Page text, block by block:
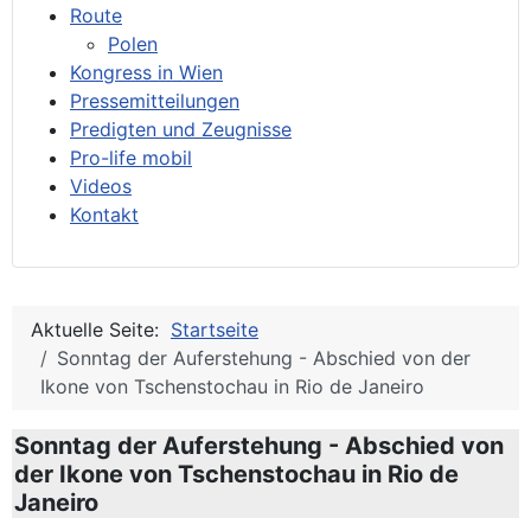
Route
Polen
Kongress in Wien
Pressemitteilungen
Predigten und Zeugnisse
Pro-life mobil
Videos
Kontakt
Aktuelle Seite: Startseite
Sonntag der Auferstehung - Abschied von der
Ikone von Tschenstochau in Rio de Janeiro
Sonntag der Auferstehung - Abschied von
der Ikone von Tschenstochau in Rio de
Janeiro